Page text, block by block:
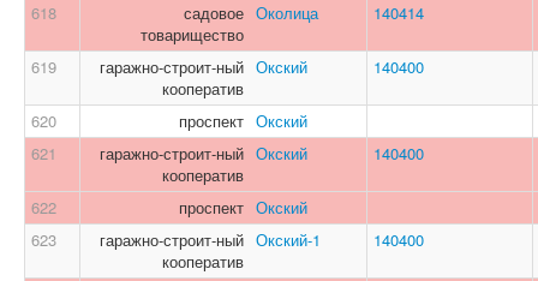
618
садовое
товарищество
Околица 140414
619
гаражно-строит-ный
кооператив
Окский 140400
620 проспект Окский
621
гаражно-строит-ный
кооператив
Окский 140400
622 проспект Окский
623
гаражно-строит-ный
кооператив
Окский-1 140400